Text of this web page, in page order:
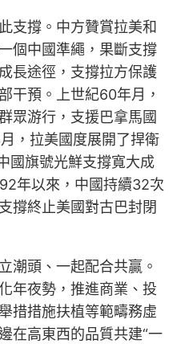
撐。中方贊賞拉美和
個中國準繩，果斷支撐
長途徑，支撐拉方保護
干預。上世紀60年月，
眾游行，支援巴拿馬國
，拉美國度展開了捍衛
國旗號光鮮支撐寬大成
年以來，中國持續32次
撐終止美國對古巴封閉
潮頭、一起配合共贏。
年夜勢，推進商業、投
措措施扶植等範疇務虛
在高東西的品質共建“一